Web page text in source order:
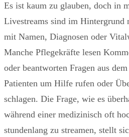
Es ist kaum zu glauben, doch in
Livestreams sind im Hintergrund
mit Namen, Diagnosen oder
Manche Pflegekräfte lesen
oder beantworten Fragen aus
Patienten um Hilfe rufen oder
schlagen. Die Frage, wie es
während einer medizinisch oft
stundenlang zu streamen, stellt